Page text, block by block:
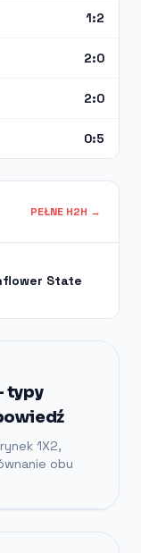
1:2
2:0
2:0
0:5
PEŁNE H2H →
State
typy
1X2,
obu